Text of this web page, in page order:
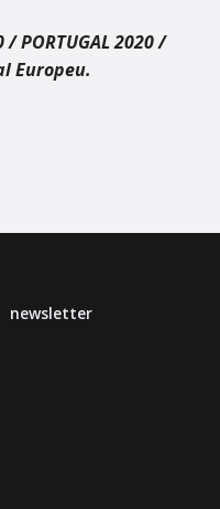
/ PORTUGAL 2020 /
Europeu.